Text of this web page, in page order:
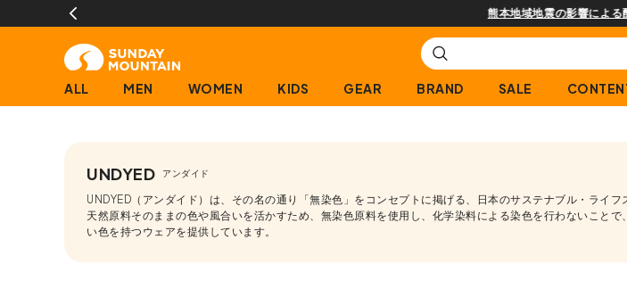
熊本地域地震の影響による
ALL MEN WOMEN KIDS GEAR BRAND SALE
UNDYED アンダイド
UNDYED（アンダイド）は、その名の通り「無染色」をコンセプトに掲げる、日本のサステナブル・ライフ
天然原料そのままの色や風合いを活かすため、無染色原料を使用し、化学染料による染色を行わないこと
い色を持つウェアを提供しています。